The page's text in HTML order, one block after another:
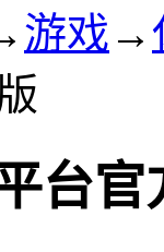
游戏 →
台官